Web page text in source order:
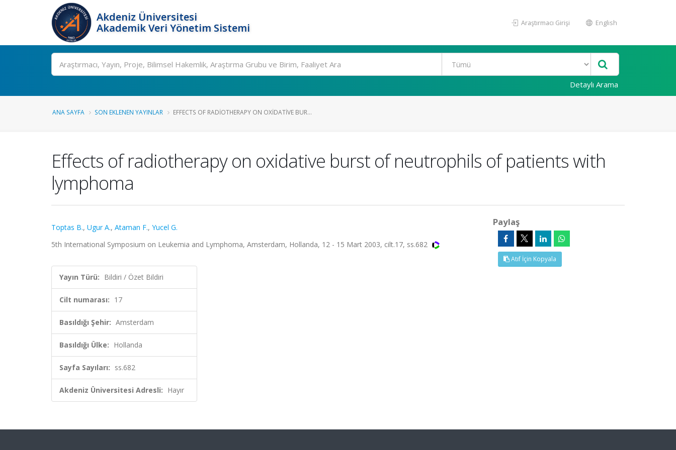
Akdeniz Üniversitesi
Akademik Veri Yönetim Sistemi
Araştırmacı Girişi English
Ara
Detaylı Arama
ANA SAYFA SON EKLENEN YAYINLAR EFFECTS OF RADIOTHERAPY ON OXIDATIVE BUR...
Effects of radiotherapy on oxidative burst of neutrophils of patients with
lymphoma
Toptas B., Ugur A., Ataman F., Yucel G.
5th International Symposium on Leukemia and Lymphoma, Amsterdam, Hollanda, 12 - 15 Mart 2003, cilt.17, ss.682
Yayın Türü: Bildiri / Özet Bildiri
Cilt numarası: 17
Basıldığı Şehir: Amsterdam
Basıldığı Ülke: Hollanda
Sayfa Sayıları: ss.682
Akdeniz Üniversitesi Adresli: Hayır
Paylaş
Atıf İçin Kopyala